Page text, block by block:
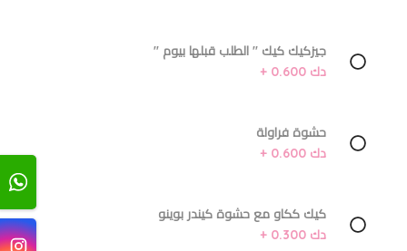
جيزكيك كيك '' الطلب قبلها بيوم ''
دك 0.600 +
حشوة فراولة
دك 0.600 +
كيك ككاو مع حشوة كيندر بوينو
دك 0.300 +